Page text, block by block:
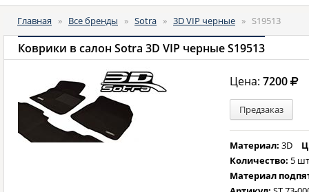
Главная » Все бренды » Sotra » 3D VIP черные » S19513
Коврики в салон Sotra 3D VIP черные S19513
Цена:7200
Предзаказ
Материал:3D
Количество: 5
Материал